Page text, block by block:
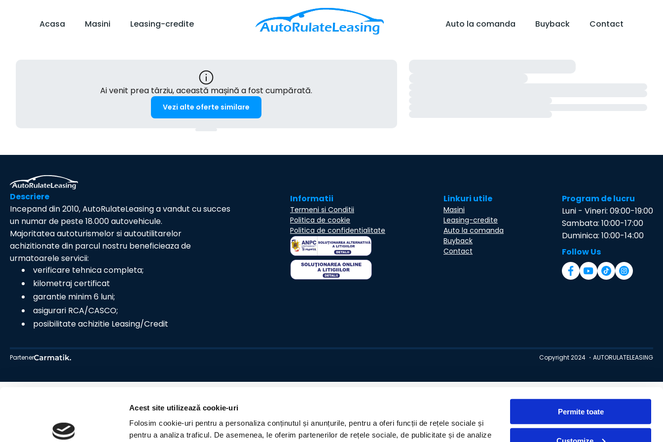
Acest site utilizează cookie-uri
Folosim cookie-uri pentru a personaliza conținutul și anunțurile, pentru a oferi funcții de rețele sociale și
pentru a analiza traficul. De asemenea, le oferim partenerilor de rețele sociale, de publicitate și de analize
Permite toate
Acasa Masini Leasing-credite Auto la comanda Buyback Contact
Ai venit prea târziu, această mașină a fost cumpărată.
Vezi alte oferte similare
Descriere
Incepand din 2010, AutoRulateLeasing a vandut cu succes
un numar de peste 18.000 autovehicule.
Majoritatea autoturismelor si autoutilitarelor
achizitionate din parcul nostru beneficieaza de
urmatoarele servicii:
verificare tehnica completa;
kilometraj certificat
garantie minim 6 luni;
asigurari RCA/CASCO;
posibilitate achizitie Leasing/Credit
Informatii
Termeni si Conditii
Politica de cookie
Politica de confidentialitate
Linkuri utile
Masini
Leasing-credite
Auto la comanda
Buyback
Contact
Program de lucru
Luni - Vineri: 09:00-19:00
Sambata: 10:00-17:00
Duminica: 10:00-14:00
Follow Us
Partener Copyright 2024 ・AUTORULATELEASING